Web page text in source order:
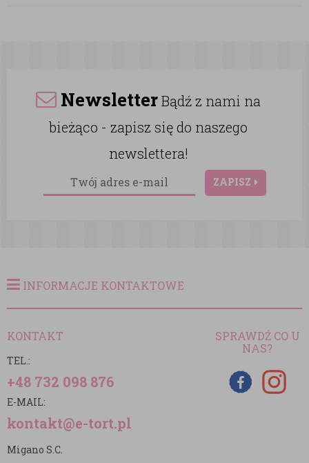
NewsletterBądź z nami na
bieżąco - zapisz się do naszego
newslettera!
ZAPISZ
INFORMACJE KONTAKTOWE
KONTAKT
TEL.:
+48 732 098 876
E-MAIL:
kontakt@e-tort.pl
Migano S.C.
SPRAWDŹ CO U
NAS?